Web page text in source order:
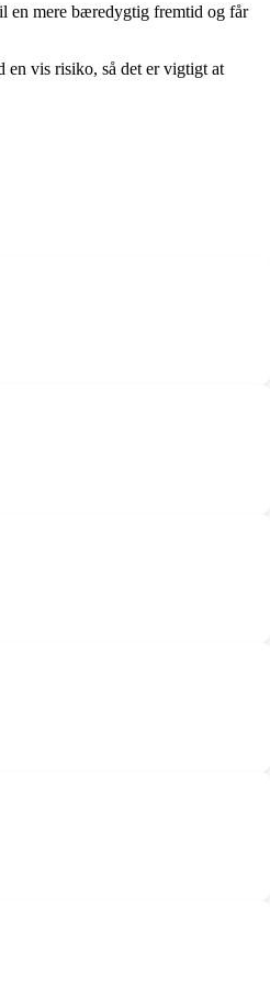
en mere bæredygtig fremtid og får
en vis risiko, så det er vigtigt at